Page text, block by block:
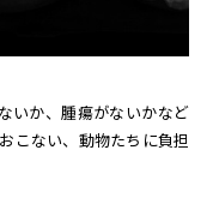
いか、腫瘍がないかなど
こない、動物たちに負担